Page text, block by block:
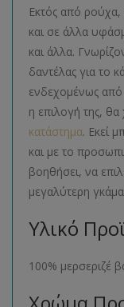
Εκτός από ρούχα,
και σε άλλα
και άλλα.
δαντέλας για το
ενδεχομένως από
η επιλογή της,
κατάστημα. Εκεί
και με το
βοηθήσει, να
μεγαλύτερη
Υλικό
100% μερσεριζέ